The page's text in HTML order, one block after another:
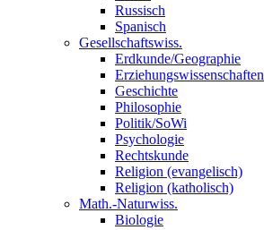
Russisch
Spanisch
Gesellschaftswiss.
Erdkunde/Geographie
Erziehungswissenschaften
Geschichte
Philosophie
Politik/SoWi
Psychologie
Rechtskunde
Religion (evangelisch)
Religion (katholisch)
Math.-Naturwiss.
Biologie